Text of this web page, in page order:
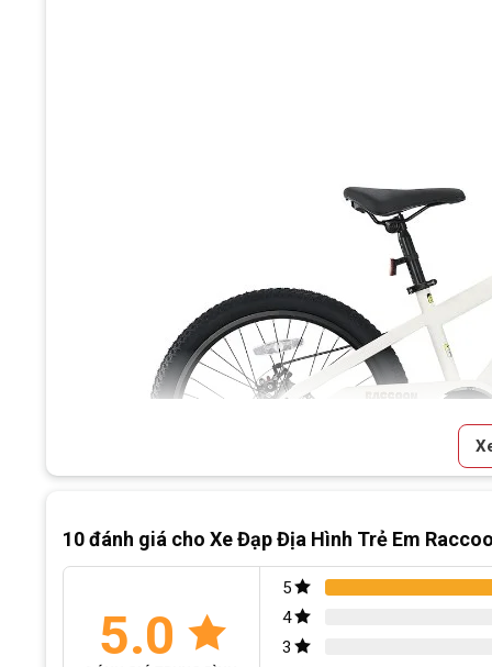
Đặc Điểm Nổi Bật Của Xe Đạp Địa Hình Trẻ Em Raccoon
Hệ thống phanh an toàn
Lốp 22 inch chống trượt
10 đánh giá cho Xe Đạp Địa Hình Trẻ Em
5.0
5
4
3